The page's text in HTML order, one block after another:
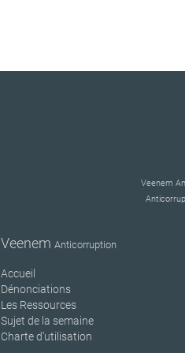
Veenem
Veenem Anticorruption
Accueil
Dénonciations
Les Ressources
Sujet de la semaine
Charte d’utilisation